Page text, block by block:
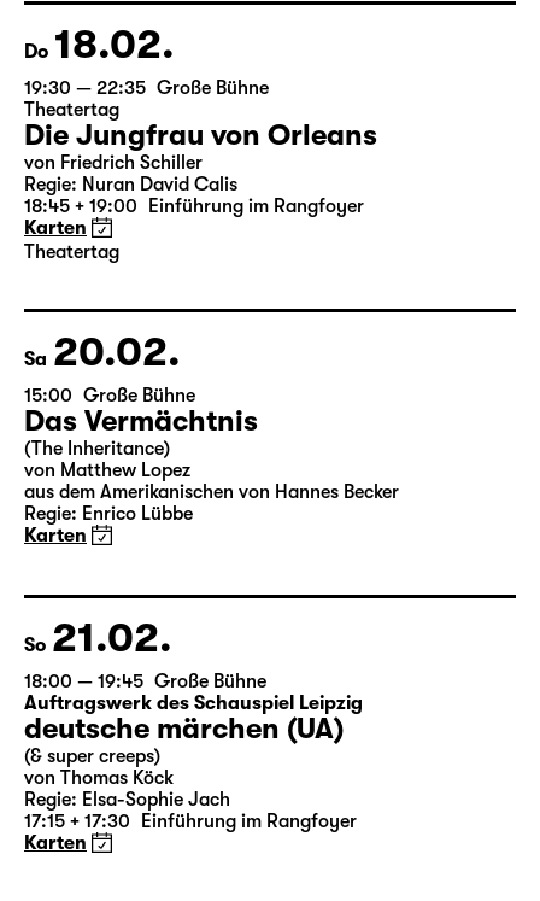
Regie: Salome Schneebeli
Karten
Do 18.02.
19:30 — 22:35 Große Bühne
Theatertag
Die Jungfrau von Orleans
von Friedrich Schiller
Karten
Theatertag
Sa 20.02.
15:00 Große Bühne
Das Vermächtnis
(The Inheritance)
Regie: Enrico Lübbe
Karten
So 21.02.
18:00 — 19:45 Große Bühne
Auftragswerk des Schauspiel Leipzig
deutsche märchen (UA)
(& super creeps)